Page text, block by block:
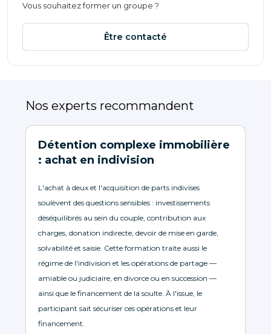
Vous souhaitez former un groupe ?
Être contacté
Nos experts recommandent
Détention complexe immobilière
: achat en indivision
L'achat à deux et l'acquisition de parts indivises
soulèvent des questions sensibles : investissements
déséquilibrés au sein du couple, contribution aux
charges, donation indirecte, devoir de mise en garde,
solvabilité et saisie. Cette formation traite aussi le
régime de l'indivision et les opérations de partage —
amiable ou judiciaire, en divorce ou en succession —
ainsi que le financement de la soulte. À l'issue, le
participant sait sécuriser ces opérations et leur
financement.